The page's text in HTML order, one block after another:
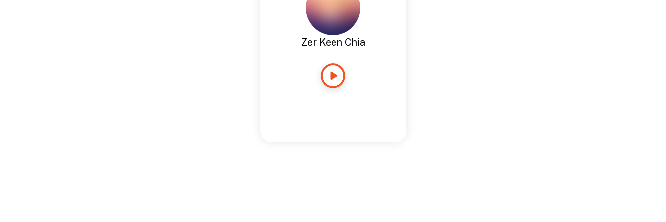
Zer Keen Chia